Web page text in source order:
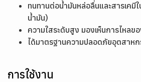
ทนทานต่อน้ำมันหล่อลื่นและสารเคมี
น้ำมัน)
ความใสระดับสูง มองเห็นการไหลขอ
ได้มาตรฐานความปลอดภัยอุตสาห
การใช้งาน